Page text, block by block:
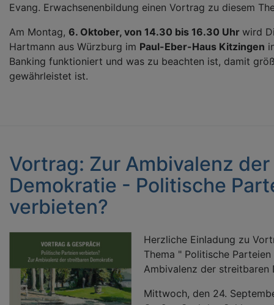
Evang. Erwachsenenbildung einen Vortrag zu diesem
Am Montag, 6. Oktober, von 14.30 bis 16.30 Uhr wird
Hartmann aus Würzburg im Paul-Eber-Haus Kitzingen
Banking funktioniert und was zu beachten ist, damit
gewährleistet ist.
Vortrag: Zur Ambivalenz
Demokratie - Politische
verbieten?
Herzliche Einladung zu
Thema " Politische
Ambivalenz der streitbaren
Mittwoch, den 24.